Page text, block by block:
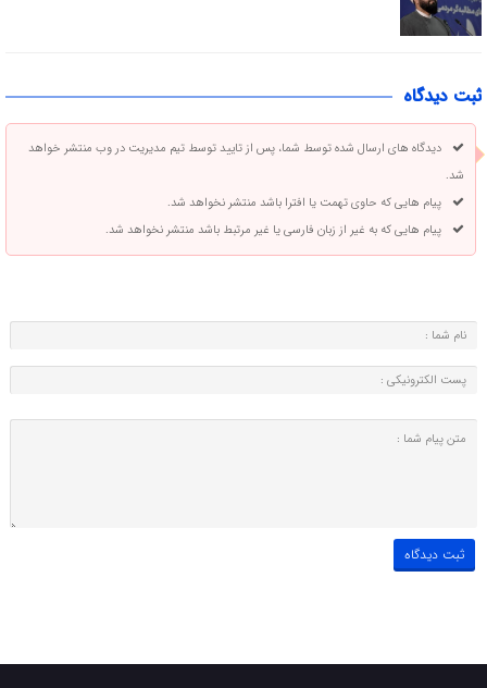
ثبت دیدگاه
دیدگاه های ارسال شده توسط شما، پس از تایید توسط تیم مدیریت در وب منتشر خواهد
شد.
پیام هایی که حاوی تهمت یا افترا باشد منتشر نخواهد شد.
پیام هایی که به غیر از زبان فارسی یا غیر مرتبط باشد منتشر نخواهد شد.